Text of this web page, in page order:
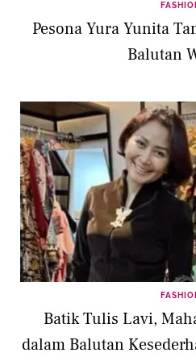
Pesona Yura Yunita
Balutan
Batik Tulis Lavi,
dalam Balutan